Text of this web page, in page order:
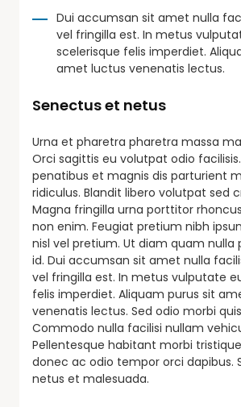
Dui accumsan sit amet nulla
vel fringilla est. In metus
scelerisque felis imperdiet.
amet luctus venenatis lectus.
Senectus et netus
Urna et pharetra pharetra massa
Orci sagittis eu volutpat odio
penatibus et magnis dis parturient
ridiculus. Blandit libero volutpat sed
Magna fringilla urna porttitor
non enim. Feugiat pretium nibh
nisl vel pretium. Ut diam quam nulla
id. Dui accumsan sit amet nulla
vel fringilla est. In metus vulputate
felis imperdiet. Aliquam purus sit
venenatis lectus. Sed odio morbi
Commodo nulla facilisi nullam
Pellentesque habitant morbi
donec ac odio tempor orci dapibus.
netus et malesuada.